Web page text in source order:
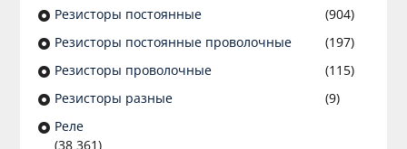
Резисторы постоянные
(904)
Резисторы постоянные проволочные
(197)
Резисторы проволочные
(115)
Резисторы разные
(9)
Реле
(38 361)